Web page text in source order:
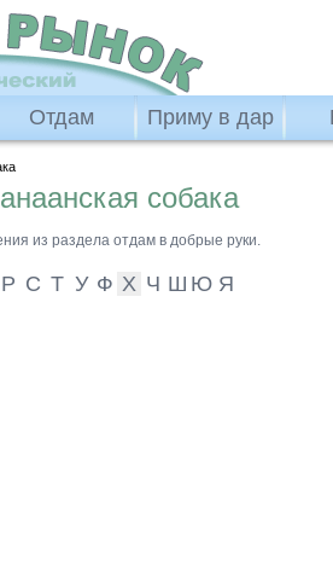
Отдам Приму в дар
собака
из раздела отдам в добрые руки.
Р С Т У Ф Х Ч Ш Ю Я